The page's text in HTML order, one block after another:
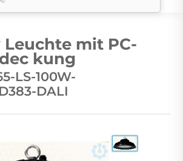
mit PC-
kung
LS-100W-
DALI